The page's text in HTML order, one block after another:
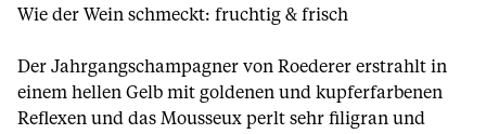
Wie der Wein schmeckt: fruchtig & frisch
Der Jahrgangschampagner von Roederer erstrahlt in
einem hellen Gelb mit goldenen und kupferfarbenen
Reflexen und das Mousseux perlt sehr filigran und